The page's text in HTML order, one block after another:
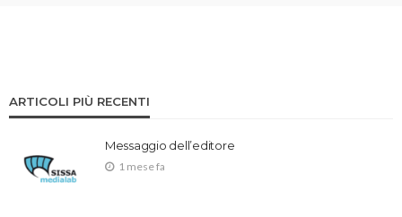
ARTICOLI PIÙ RECENTI
Messaggio dell’editore
1 mese fa